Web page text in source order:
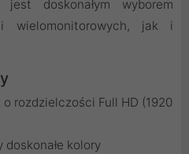
doskonałym wyborem
wielomonitorowych, jak i
rozdzielczości Full HD (1920
kolory